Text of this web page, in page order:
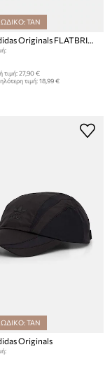
TAN
τιμή:27,90 €
τιμή:18,99 €
TAN
Originals